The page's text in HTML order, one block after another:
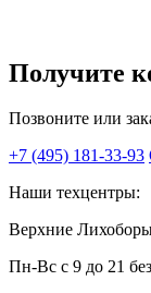
Получите
Позвоните или
+7 (495) 181-33-93
Наши техцентры:
Верхние
Пн-Вс с 9 до 21